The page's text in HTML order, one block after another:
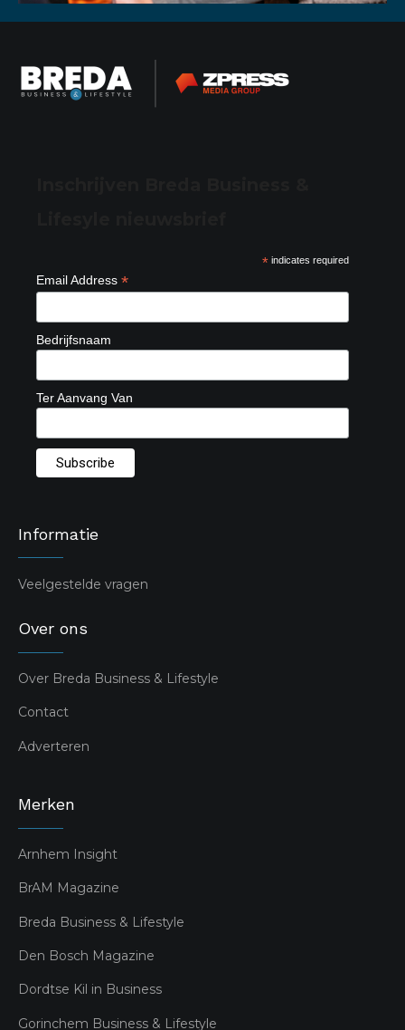
*indicates required
Email Address *
Bedrijfsnaam
Ter Aanvang Van
Informatie
Veelgestelde vragen
Over ons
Over Breda Business & Lifestyle
Contact
Adverteren
Merken
Arnhem Insight
BrAM Magazine
Breda Business & Lifestyle
Den Bosch Magazine
Dordtse Kil in Business
Gorinchem Business & Lifestyle